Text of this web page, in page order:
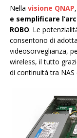
Nella visione QNAP
e semplificare
ROBO. Le
consentono di
videosorveglianza,
wireless, il tutto
di continuità tra NAS